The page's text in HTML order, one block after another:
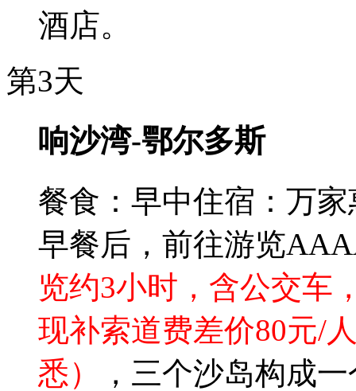
酒店。
第3天
响沙湾-鄂尔多斯
餐食：早中住宿：万
早餐后，前往游览
览约3小时，含公交车
现补索道费差价80元/
悉）
，三个沙岛构成